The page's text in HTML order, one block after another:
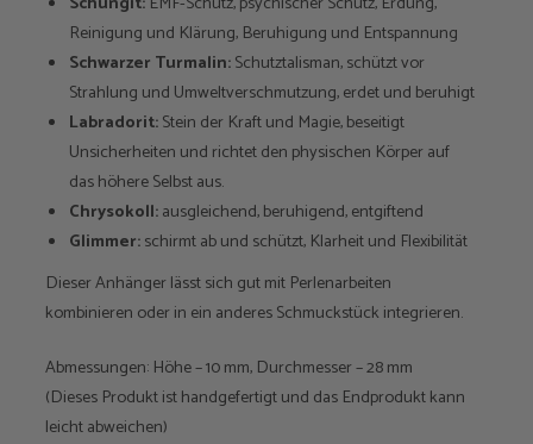
Reinigung und Klärung, Beruhigung und Entspannung
Schwarzer Turmalin:Schutztalisman, schützt vor
Strahlung und Umweltverschmutzung, erdet und beruhigt
Labradorit:Stein der Kraft und Magie, beseitigt
Unsicherheiten und richtet den physischen Körper auf
das höhere Selbst aus.
Chrysokoll:ausgleichend, beruhigend, entgiftend
Glimmer:schirmt ab und schützt, Klarheit und Flexibilität
Dieser Anhänger lässt sich gut mit Perlenarbeiten
kombinieren oder in ein anderes Schmuckstück integrieren.
Abmessungen: Höhe – 10 mm, Durchmesser – 28 mm
(Dieses Produkt ist handgefertigt und das Endprodukt kann
leicht abweichen)